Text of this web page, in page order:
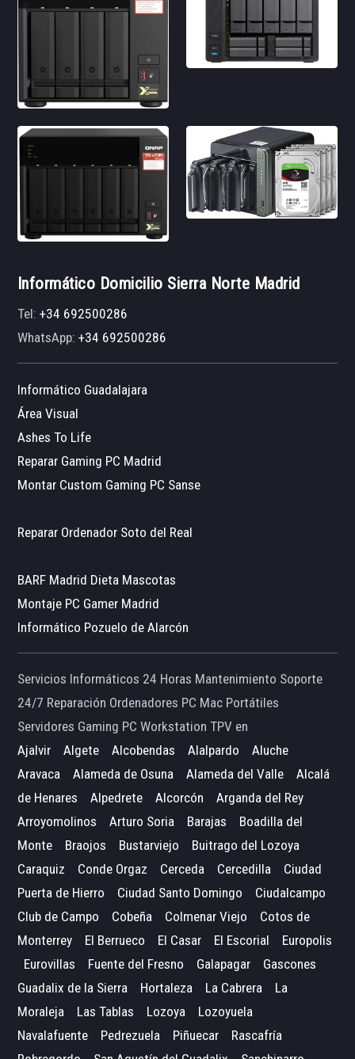
Informático Domicilio Sierra Norte Madrid
Tel:+34 692500286
WhatsApp:+34 692500286
Informático Guadalajara
Área Visual
Ashes To Life
Reparar Gaming PC Madrid
Montar Custom Gaming PC Sanse
Reparar Ordenador Soto del Real
BARF Madrid Dieta Mascotas
Montaje PC Gamer Madrid
Informático Pozuelo de Alarcón
Servicios Informáticos 24 Horas Mantenimiento Soporte
24/7 Reparación Ordenadores PC Mac Portátiles
Servidores Gaming PC Workstation TPV en
Ajalvir
Algete Alcobendas Alalpardo
Aluche
Aravaca
Alameda de Osuna Alameda del Valle
Alcalá
de Henares
Alpedrete Alcorcón
Arganda del Rey
Arroyomolinos
Arturo Soria Barajas
Boadilla del
Monte
Braojos Bustarviejo
Buitrago del Lozoya
Caraquiz
Conde Orgaz Cerceda Cercedilla
Ciudad
Puerta de Hierro
Ciudad Santo Domingo
Ciudalcampo
Club de Campo
Cobeña Colmenar Viejo
Cotos de
Monterrey
El Berrueco El Casar El Escorial
Europolis
Eurovillas
Fuente del Fresno Galapagar
Gascones
Guadalix de la Sierra
Hortaleza La Cabrera
La
Moraleja
Las Tablas Lozoya
Lozoyuela
Navalafuente
Pedrezuela Piñuecar
Rascafría